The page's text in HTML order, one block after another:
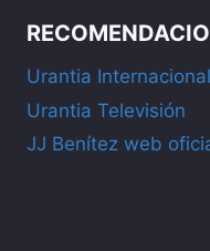
Urantia Internacional
Urantia Televisión
JJ Benítez web